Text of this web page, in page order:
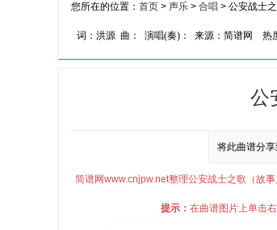
您所在的位置： 首页 > 声乐 > 合唱 > 公安战士
词：洪源 曲： 演唱(奏)： 来源：简谱网 热
公
将此曲谱分享
简谱网www.cnjpw.net整理公安战士之歌（故
提示： 在曲谱图片上单击